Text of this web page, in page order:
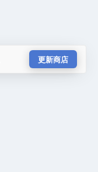
更新商店